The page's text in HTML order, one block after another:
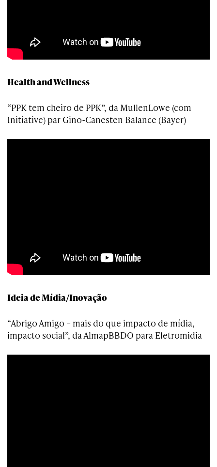
Health and Wellness
“PPK tem cheiro de PPK”, da MullenLowe (com
Initiative) par Gino-Canesten Balance (Bayer)
Ideia de Mídia/Inovação
“Abrigo Amigo – mais do que impacto de mídia,
impacto social”, da AlmapBBDO para Eletromidia